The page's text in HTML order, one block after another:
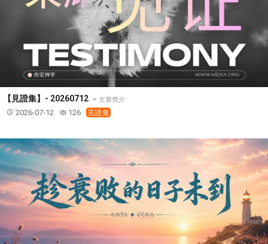
【見證集】- 20260712 文章简介
2026-07-12 126 見證集